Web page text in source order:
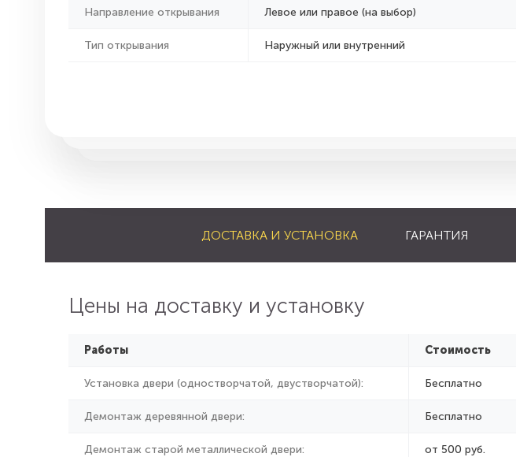
Направление открывания Левое или правое (на выбор)
Тип открывания Наружный или внутренний
ДОСТАВКА И УСТАНОВКА ГАРАНТИЯ
Цены на доставку и установку
Работы Стоимость
Установка двери (одностворчатой, двустворчатой): Бесплатно
Демонтаж деревянной двери: Бесплатно
Демонтаж старой металлической двери: от 500 руб.